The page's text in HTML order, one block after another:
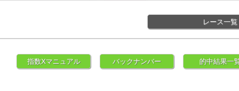
レース一覧
指数Xマニュアル バックナンバー 的中結果一